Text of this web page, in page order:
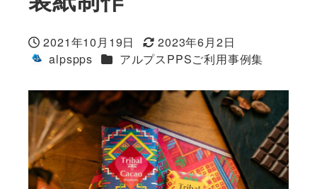
投稿日
2021年10月19日 更新日
2023年6月2日
著 alpspps カテゴリー
アルプスPPSご利用事例集